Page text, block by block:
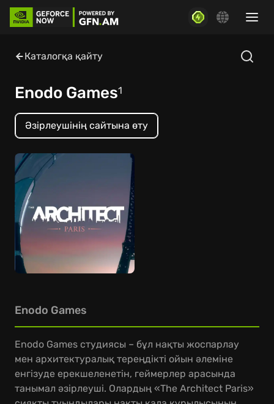
Каталогқа қайту
Enodo Games1
Әзірлеушінің сайтына өту
Enodo Games
Enodo Games студиясы – бұл нақты жоспарлау
мен архитектуралық тереңдікті ойын әлеміне
енгізуде ерекшеленетін, геймерлер арасында
танымал әзірлеуші. Олардың «The Architect Paris»